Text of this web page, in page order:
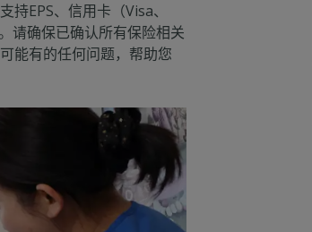
EPS、信用卡（Visa、
请确保已确认所有保险相关
能有的任何问题，帮助您